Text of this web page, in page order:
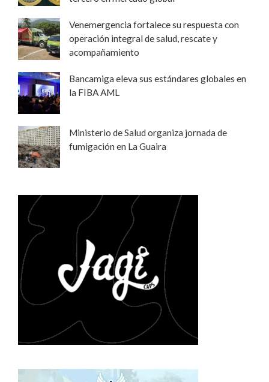
Venemergencia fortalece su respuesta con
operación integral de salud, rescate y
acompañamiento
Bancamiga eleva sus estándares globales en
la FIBA AML
Ministerio de Salud organiza jornada de
fumigación en La Guaira